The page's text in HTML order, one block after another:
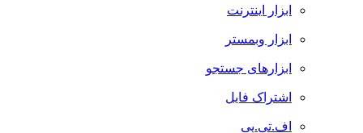
ابزار اینترنت
ابزار وبمستر
ابزارهای جستجو
اشتراک فایل
اف.تی.پی